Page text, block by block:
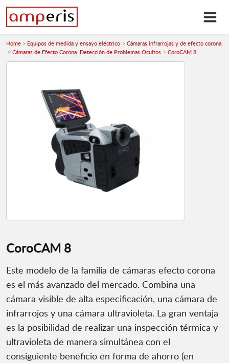
Home Equipos de medida y ensayo eléctrico
Cámaras infrarrojas y de efecto corona
Cámaras de Efecto Corona: Detección de Problemas Ocultos
CoroCAM 8
CoroCAM 8
Este modelo de la familia de cámaras efecto corona
es el más avanzado del mercado. Combina una
cámara visible de alta especificación, una cámara de
infrarrojos y una cámara ultravioleta. La gran ventaja
es la posibilidad de realizar una inspección térmica y
ultravioleta de manera simultánea con el
consiguiente beneficio en forma de ahorro (en